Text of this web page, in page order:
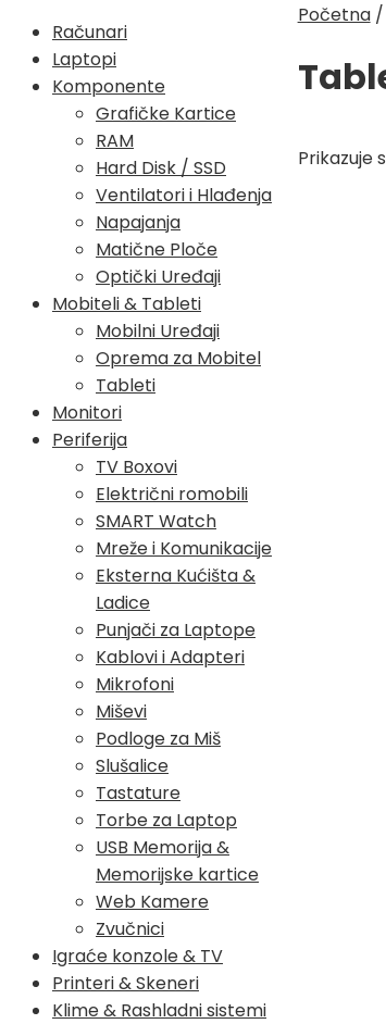
Računari
Laptopi
Komponente
Grafičke Kartice
RAM
Hard Disk / SSD
Ventilatori i Hlađenja
Napajanja
Matične Ploče
Optički Uređaji
Mobiteli & Tableti
Mobilni Uređaji
Oprema za Mobitel
Tableti
Monitori
Periferija
TV Boxovi
Električni romobili
SMART Watch
Mreže i Komunikacije
Eksterna Kućišta &
Ladice
Punjači za Laptope
Kablovi i Adapteri
Mikrofoni
Miševi
Podloge za Miš
Slušalice
Tastature
Torbe za Laptop
USB Memorija &
Memorijske kartice
Web Kamere
Zvučnici
Igraće konzole & TV
Printeri & Skeneri
Klime & Rashladni sistemi
Početna/
Prikazuje